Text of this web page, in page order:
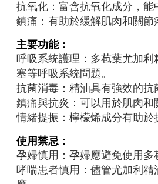
抗氧化：富含抗氧化成分，能
鎮痛：有助於緩解肌肉和關節
主要功能：
呼吸系統護理：多苞葉尤加
塞等呼吸系統問題。
抗菌消毒：精油具有強效的抗
鎮痛與抗炎：可以用於肌肉和
情緒提振：檸檬烯成分有助於
使用禁忌：
孕婦慎用：孕婦應避免使用多
哮喘患者慎用：儘管尤加利